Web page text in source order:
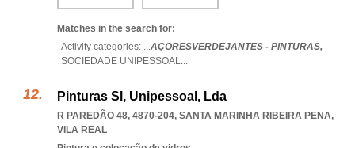
Matches in the search for:
Activity categories: ...AÇORESVERDEJANTES - PINTURAS,
SOCIEDADE UNIPESSOAL...
Pinturas Sl, Unipessoal, Lda
R PAREDÃO 48, 4870-204, SANTA MARINHA RIBEIRA PENA,
VILA REAL